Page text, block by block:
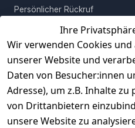
Ihre
Wir verwenden Cookies
unserer Website und
Daten von Besucher:innen
Adresse), um z.B. Inhalte
von Drittanbietern
unsere Website zu
Persönlicher Rückruf
Erfahrungen
Vertrag widerrufen
INFORMATIONEN
AGB
Widerrufsrecht